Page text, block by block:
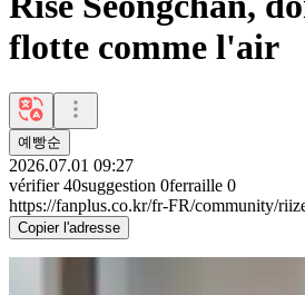
flotte comme l'air
예빵순
2026.07.01 09:27
vérifier 40suggestion 0ferraille 0
https://fanplus.co.kr/fr-FR/community/
Copier l'adresse